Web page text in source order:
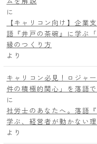
に
【キャリコン向け】企業
語『井戸の茶碗』に学ぶ
縁のつくり方
より
キャリコン必見！ロジャ
件の積極的関心」を落語
に
社労士のあなたへ。落語
学ぶ、経営者が動かない
より